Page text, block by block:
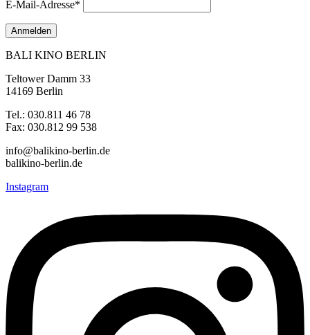
E-Mail-Adresse*
BALI KINO BERLIN
Teltower Damm 33
14169 Berlin
Tel.: 030.811 46 78
Fax: 030.812 99 538
info@balikino-berlin.de
balikino-berlin.de
Instagram